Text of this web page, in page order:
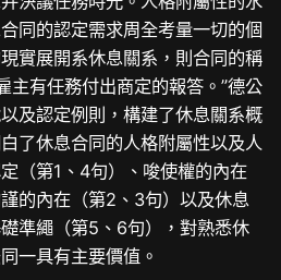
同的認定需求周全考量一切的個
實展開系休息關系，則合同的稱
主有任務付出商定的報答。”德公
及認定例則，構建了休息關系概
了休息合同的人格附屬性以及人
（第1、4句）、唆使權的內在
的內在（第2、3句）以及休息
準繩（第5、6句），對熟悉休
一具有主要價值。